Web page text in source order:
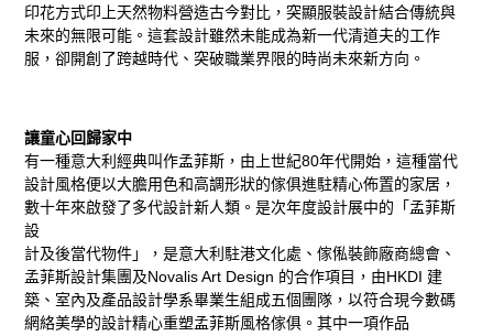
印花方式印上天然物料營造古今對比，突顯服裝設計結合傳統與
未來的無限可能。這套設計雖然未能成為新一代清道夫的工作
服，卻開創了跨越時代、突破職業界限的時尚未來新方向。
讓童心回歸家中
有一種意大利經典叫作孟菲斯，由上世紀80年代開始，這種當代
設計風格便以大膽用色和高調形狀的傢俱進駐精心佈置的家居，
數十年來啟發了多代設計新人類。是次年度設計展中的「孟菲斯
設
計及後當代物件」，是意大利駐港文化處、傢俬裝飾廠商總會、
孟菲斯設計集團及Novalis Art Design 的合作項目，由HKDI 建
築、室內及產品設計學系畢業生組成五個團隊，以符合現今數碼
網絡美學的設計精心重塑孟菲斯風格傢俱。其中一項作品